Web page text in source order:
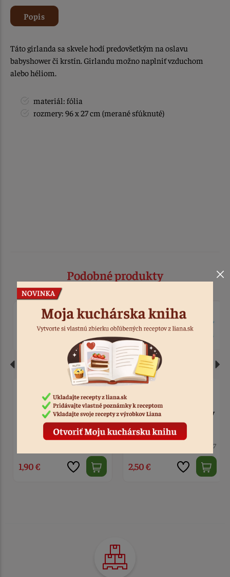
Popis
Táto girlanda sa skvele hodí predovšetkým na oslavu
babyshower či krstín. Girlandu možno naplniť vzduchom
alebo héliom.
materiál: fólia
rozmery: 96 x 27 cm (merané sfúknuté)
Podobné produkty
Balóny - ružové It's a Girl
30 cm - 6 ks
1,90 €
Zápich modrý - It's a Boy
a modré body
Kód: 2497
2,50 €